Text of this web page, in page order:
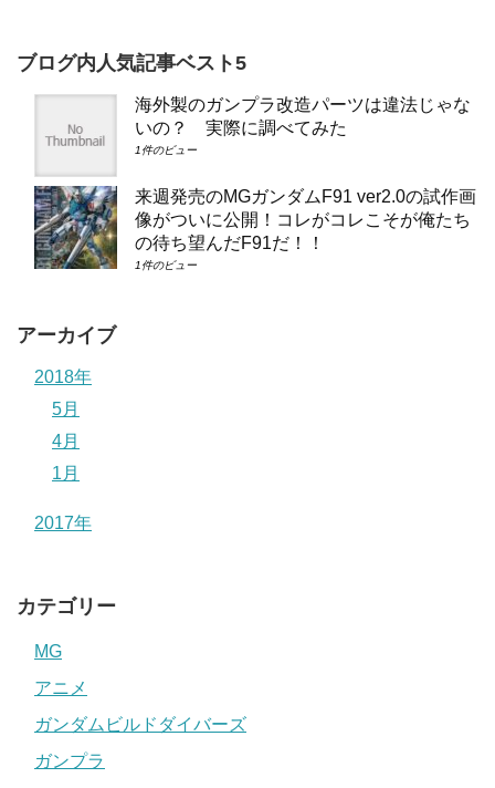
ブログ内人気記事ベスト5
海外製のガンプラ改造パーツは違法じゃな
いの？ 実際に調べてみた
1件のビュー
来週発売のMGガンダムF91 ver2.0の試作画
像がついに公開！コレがコレこそが俺たち
の待ち望んだF91だ！！
1件のビュー
アーカイブ
2018年
5月
4月
1月
2017年
カテゴリー
MG
アニメ
ガンダムビルドダイバーズ
ガンプラ